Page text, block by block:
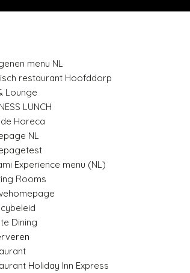
menu NL
restaurant Hoofddorp
Lounge
LUNCH
Horeca
NL
Experience menu (NL)
Rooms
Dining
Holiday Inn Express